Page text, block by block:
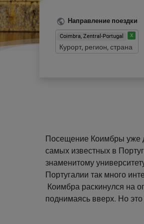
Направление поездки
Coimbra, Zentral-Portugal
Посещение Коимбры уже
самых известных в
знаменитому
Португалии так много
Коимбра раскинулся на
поднимаясь вверх. Но это